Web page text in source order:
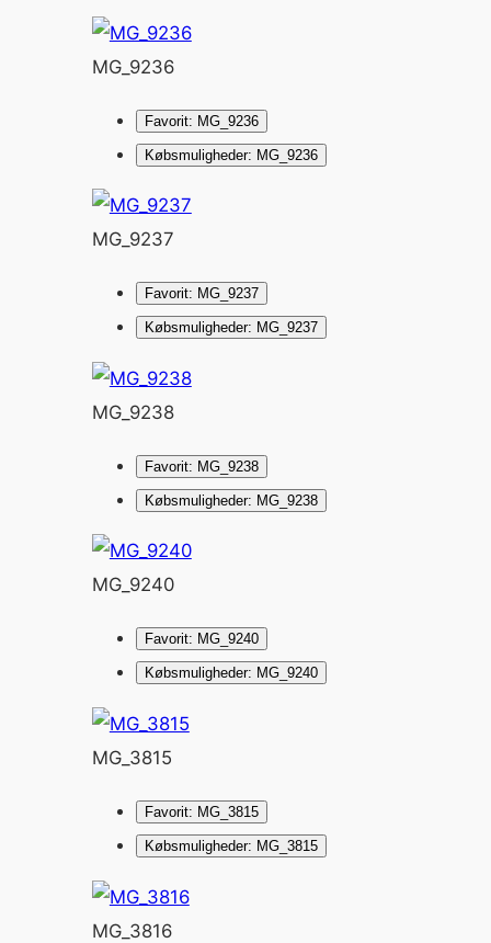
MG_9236
Favorit: MG_9236
Købsmuligheder: MG_9236
MG_9237
Favorit: MG_9237
Købsmuligheder: MG_9237
MG_9238
Favorit: MG_9238
Købsmuligheder: MG_9238
MG_9240
Favorit: MG_9240
Købsmuligheder: MG_9240
MG_3815
Favorit: MG_3815
Købsmuligheder: MG_3815
MG_3816